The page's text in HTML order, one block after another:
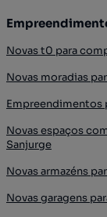
Novas t0 para
Novas moradias
Empreendimentos
Novas espaços
Sanjurge
Novas armazéns
Novas garagens